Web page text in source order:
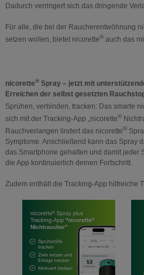
Dadurch verringert sich das dringende
Für alle, die bei der Raucherentwöhnung
setzen wollen, bietet nicorette®auch das
nicorette®Spray – jetzt mit
Erreichen der selbst gesetzten
Sprühen, verbinden, tracken: Das smarte
sich mit der Tracking-App „nicorette®
Rauchverlangen lindert das nicorette®
Symptome. Anschließend kann das Spray
das Smartphone gehalten und damit jeder
die App kontinuierlich deinen Fortschritt.
Zudem enthält die Tracking-App hilfreiche